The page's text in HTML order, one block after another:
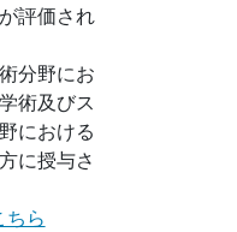
評価され
分野にお
術及びス
における
に授与さ
ちら